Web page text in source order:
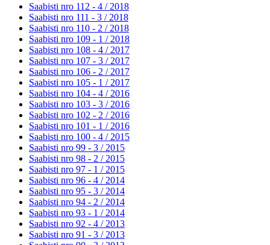
Saabisti nro 112 - 4 / 2018
Saabisti nro 111 - 3 / 2018
Saabisti nro 110 - 2 / 2018
Saabisti nro 109 - 1 / 2018
Saabisti nro 108 - 4 / 2017
Saabisti nro 107 - 3 / 2017
Saabisti nro 106 - 2 / 2017
Saabisti nro 105 - 1 / 2017
Saabisti nro 104 - 4 / 2016
Saabisti nro 103 - 3 / 2016
Saabisti nro 102 - 2 / 2016
Saabisti nro 101 - 1 / 2016
Saabisti nro 100 - 4 / 2015
Saabisti nro 99 - 3 / 2015
Saabisti nro 98 - 2 / 2015
Saabisti nro 97 - 1 / 2015
Saabisti nro 96 - 4 / 2014
Saabisti nro 95 - 3 / 2014
Saabisti nro 94 - 2 / 2014
Saabisti nro 93 - 1 / 2014
Saabisti nro 92 - 4 / 2013
Saabisti nro 91 - 3 / 2013